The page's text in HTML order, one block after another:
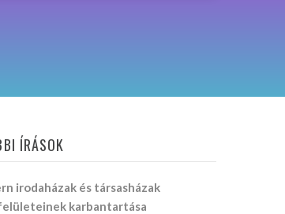
ÍRÁSOK
irodaházak és társasházak
karbantartása